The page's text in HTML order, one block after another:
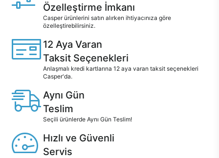
Özelleştirme İmkanı
Casper ürünlerini satın alırken ihtiyacınıza göre
özelleştirebilirsiniz.
12 Aya Varan
Taksit Seçenekleri
Anlaşmalı kredi kartlarına 12 aya varan taksit seçenekleri
Casper'da.
Aynı Gün
Teslim
Seçili ürünlerde Aynı Gün Teslim!
Hızlı ve Güvenli
Servis